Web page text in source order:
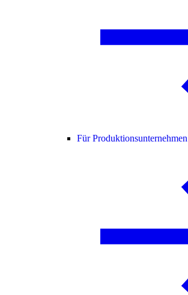
Für Produktionsunternehmen